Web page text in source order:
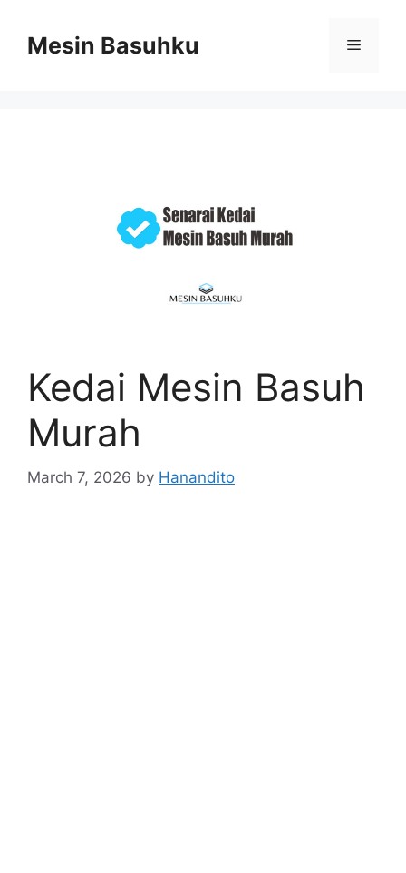
contentMesin Basuhku Menu
Kedai Mesin Basuh
Murah
March 7, 2026 by Hanandito